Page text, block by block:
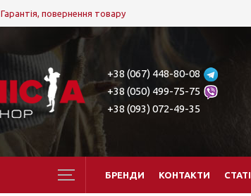
Гарантія, повернення товару
+38 (067) 448-80-08
+38 (050) 499-75-75
+38 (093) 072-49-35
БРЕНДИ КОНТАКТИ СТАТІ